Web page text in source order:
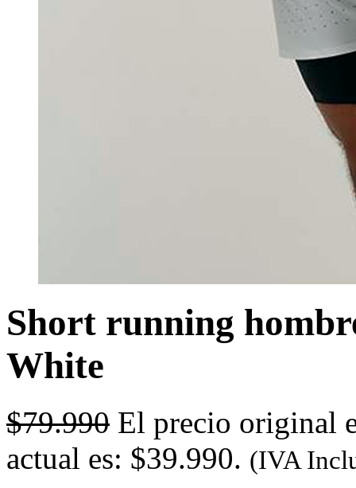
Short running
White
$79.990 El precio original
actual es: $39.990. (IVA